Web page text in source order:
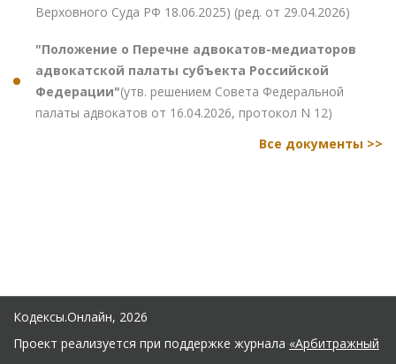
Верховного Суда РФ 18.06.2025) (ред. от 29.04.2026)
"Положение о Перечне адвокатов-медиаторов
адвокатской палаты субъекта Российской
Федерации"(утв. решением Совета Федеральной
палаты адвокатов от 16.04.2026, протокол N 12)
Все документы >>
Кодексы.Онлайн, 2026
Проект реализуется при поддержке журнала «Арбитражный